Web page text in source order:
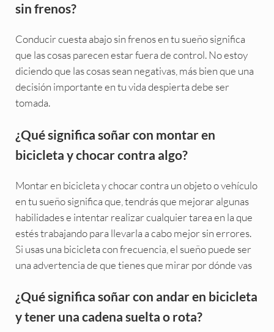
sin frenos?
Conducir cuesta abajo sin frenos en tu sueño significa
que las cosas parecen estar fuera de control. No estoy
diciendo que las cosas sean negativas, más bien que una
decisión importante en tu vida despierta debe ser
tomada.
¿Qué significa soñar con montar en
bicicleta y chocar contra algo?
Montar en bicicleta y chocar contra un objeto o vehículo
en tu sueño significa que, tendrás que mejorar algunas
habilidades e intentar realizar cualquier tarea en la que
estés trabajando para llevarla a cabo mejor sin errores.
Si usas una bicicleta con frecuencia, el sueño puede ser
una advertencia de que tienes que mirar por dónde vas
¿Qué significa soñar con andar en bicicleta
y tener una cadena suelta o rota?